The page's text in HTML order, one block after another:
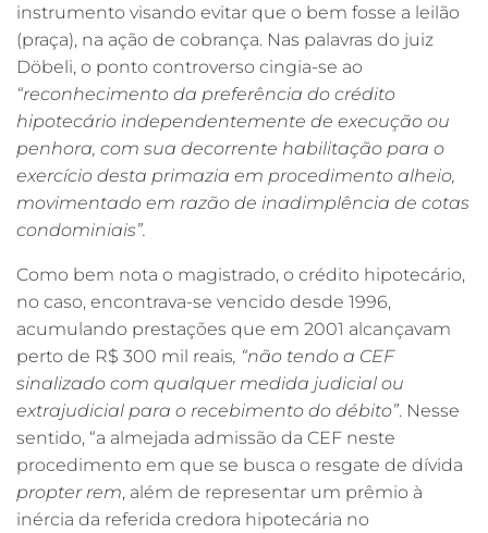
instrumento visando evitar que o bem fosse a leilão
(praça), na ação de cobrança. Nas palavras do juiz
Döbeli, o ponto controverso cingia-se ao
“reconhecimento da preferência do crédito
hipotecário independentemente de execução ou
penhora, com sua decorrente habilitação para o
exercício desta primazia em procedimento alheio,
movimentado em razão de inadimplência de cotas
condominiais”.
Como bem nota o magistrado, o crédito hipotecário,
no caso, encontrava-se vencido desde 1996,
acumulando prestações que em 2001 alcançavam
perto de R$ 300 mil reais, “não tendo a CEF
sinalizado com qualquer medida judicial ou
extrajudicial para o recebimento do débito”. Nesse
sentido, “a almejada admissão da CEF neste
procedimento em que se busca o resgate de dívida
propter rem, além de representar um prêmio à
inércia da referida credora hipotecária no